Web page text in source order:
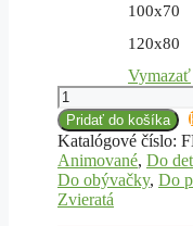
100x70
120x80
Vymazať
množstvo
Obraz,
neónová
abstrakcia
Pridať do košíka
Katalógové číslo:
Animované, Do
Do obývačky, Do
Zvieratá